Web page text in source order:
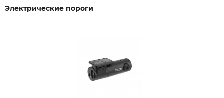
Электрические пороги